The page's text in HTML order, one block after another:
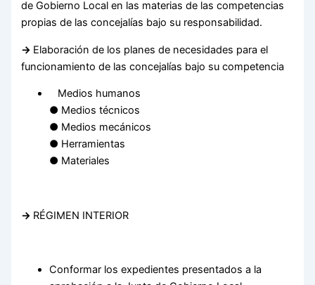
de Gobierno Local en las materias de las competencias
propias de las concejalías bajo su responsabilidad.
→ Elaboración de los planes de necesidades para el
funcionamiento de las concejalías bajo su competencia
Medios humanos
● Medios técnicos
● Medios mecánicos
● Herramientas
● Materiales
→ RÉGIMEN INTERIOR
Conformar los expedientes presentados a la